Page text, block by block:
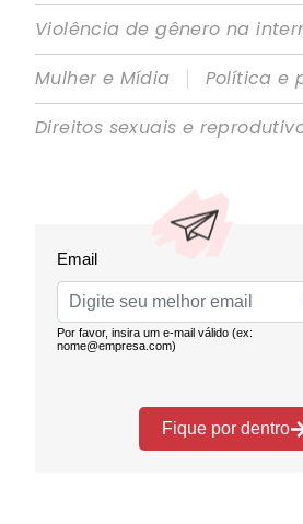
Violência de gênero na
Mulher e Mídia
|
Política e
Direitos sexuais e